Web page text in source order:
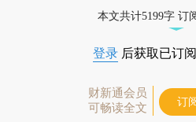
本文共计5199字 订
登录 后获取已订
财新通会员
可畅读全文
订